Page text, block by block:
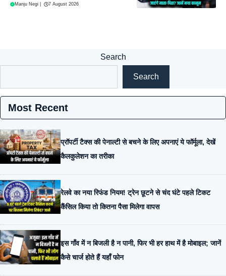
Manju Negi 7 August 2026
Search
Search
Most Recent
प्रॉपर्टी टैक्स की पेनाल्टी से बचने के लिए अपनाएं ये फॉर्मूला, देखें
कैलकुलेशन का तरीका
रेलवे का नया रिफंड नियम! ट्रेन छूटने से चंद घंटे पहले टिकट
कैंसिल किया तो कितना पैसा मिलेगा वापस
इस गाँव में न बिजली है न पानी, फिर भी हर हाथ में है मोबाइल; जानें
कैसे चार्ज होते हैं यहाँ फोन